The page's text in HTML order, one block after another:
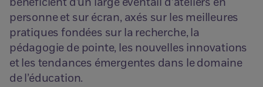
personne et sur écran, axés sur les meilleures
pratiques fondées sur la recherche, la
pédagogie de pointe, les nouvelles innovations
et les tendances émergentes dans le domaine
de l’éducation.